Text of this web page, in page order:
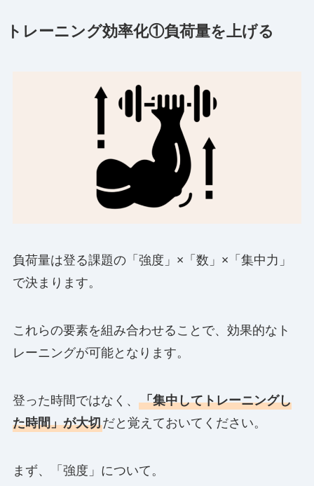
トレーニング効率化①負荷量を上げる
負荷量は登る課題の「強度」×「数」×「集中力」
で決まります。
これらの要素を組み合わせることで、効果的なト
レーニングが可能となります。
登った時間ではなく、 「集中してトレーニングし
た時間」が大切だと覚えておいてください。
まず、「強度」について。